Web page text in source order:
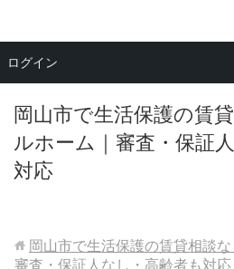
岡山市で生活保護の賃
ルホーム｜審査・保証
対応
メニュー
岡山市で生活保護の賃貸相談な
審査・保証人なし・高齢者も対応
ログイン